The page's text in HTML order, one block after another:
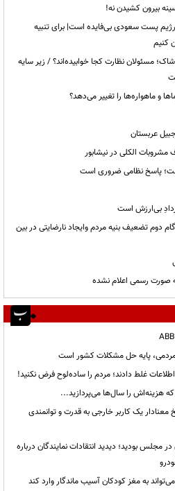
بیرون کشیدن نه!
پست سعودی بی‌فایده است| برای تنبیه
کنیم
مسئولان نظارت کجا خوابیده‌اند؟ / زیر سایه
و ماهواره‌ها را تغییر می‌دهد؟
عربستان
پاسخ نظامی ضروری است
بی‌ارزش است
دوم تضعیف بنیه مردم وایجاد نارضایتی در بین
صورت رسمی اعلام نشده
پایه حل مشکلات کشور است
غلط دادند؛ مردم را ساده‌لوح فرض نکنید!
معنادار یک کاربر خارجی به قدرت و توانمندی
بودید؛ دیدید انتقادات نمایندگان درباره
به مغز کودکان آسیب ماندگار وارد کند